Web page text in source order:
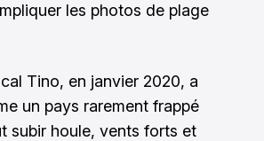
les photos de plage
Tino, en janvier 2020, a
un pays rarement frappé
subir houle, vents forts et